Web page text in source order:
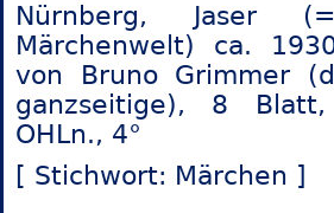
Nürnberg, Jaser
Märchenwelt) ca.
von Bruno Grimmer
ganzseitige), 8
OHLn., 4°
[ Stichwort: Märchen ]